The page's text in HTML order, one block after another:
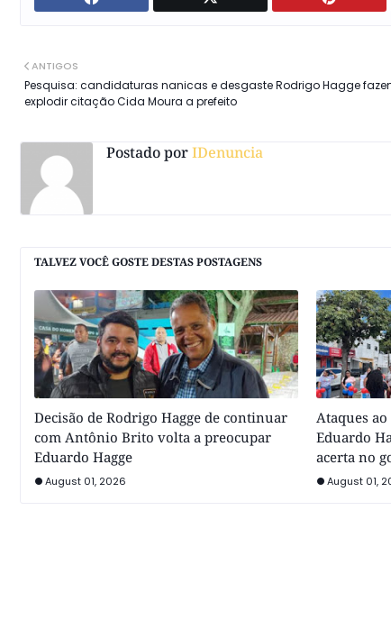
ANTIGOS
Pesquisa: candidaturas nanicas e desgaste Rodrigo Hagge
explodir citação Cida Moura a prefeito
Postado porIDenuncia
TALVEZ VOCÊ GOSTE DESTAS POSTAGENS
Decisão de Rodrigo Hagge de continuar
com Antônio Brito volta a preocupar
Eduardo Hagge
August 01, 2026
Ataques
Eduardo
acerta no
August 01,